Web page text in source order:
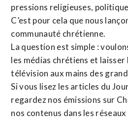
pressions religieuses,
C’est pour cela que nous
communauté chrétienne.
La question est simple :
les médias chrétiens et laisser
télévision aux mains des
Si vous lisez les articles du
regardez nos émissions sur
nos contenus dans les